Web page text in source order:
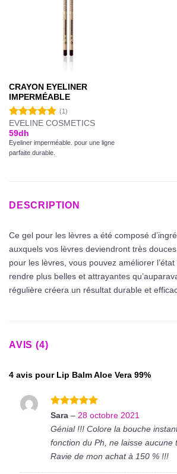
CRAYON EYELINER
IMPERMÉABLE
Note5.00
sur 5
(1)
EVELINE COSMETICS
59dh
Eyeliner imperméable. pour une ligne
parfaite durable.
DESCRIPTION
Ce gel pour les lèvres a été composé
auxquels vos lèvres deviendront très
pour les lèvres, vous pouvez améliorer
rendre plus belles et attrayantes
régulière créera un résultat durable et
AVIS (4)
4 avis pour Lip Balm Aloe Vera 99%
Note5sur
Sara– 28 octobre 2021
Génial !!! Colore la bouche
fonction du Ph, ne laisse aucune
Ravie de mon achat à 150 % !!!